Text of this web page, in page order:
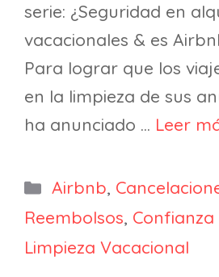
serie: ¿Seguridad en
vacacionales & es
Para lograr que los
en la limpieza de sus
ha anunciado … Leer
Categorías
Airbnb,
Reembolsos,
Limpieza Vacacional